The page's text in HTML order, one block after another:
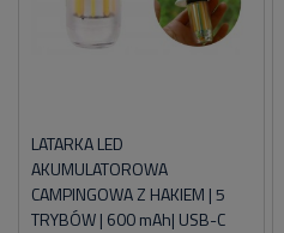
LATARKA LED
AKUMULATOROWA
CAMPINGOWA Z HAKIEM | 5
TRYBÓW | 600 mAh| USB-C